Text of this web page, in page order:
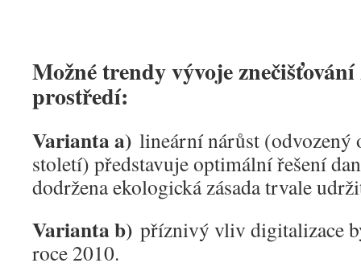
Možné trendy vývoje
prostředí:
Varianta a) lineární nárůst (odvozený
století) představuje optimální řešení
dodržena ekologická zásada trvale
Varianta b) příznivý vliv digitalizace
roce 2010.